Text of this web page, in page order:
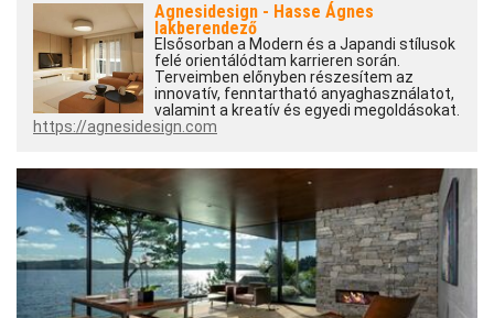
Agnesidesign - Hasse Ágnes
lakberendező
Elsősorban a Modern és a Japandi stílusok
felé orientálódtam karrieren során.
Terveimben előnyben részesítem az
innovatív, fenntartható anyaghasználatot,
valamint a kreatív és egyedi megoldásokat.
https://agnesidesign.com